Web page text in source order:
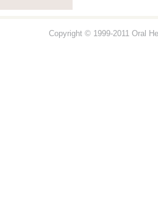
Copyright © 1999-2011 Oral